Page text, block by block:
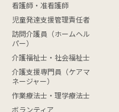
看護師・准看護師
児童発達支援管理責任者
訪問介護員（ホームヘル
パー）
介護福祉士・社会福祉士
介護支援専門員（ケアマ
ネージャー）
作業療法士・理学療法士
ボランティア